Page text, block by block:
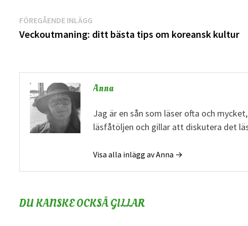
Inläggsnavigering
FÖREGÅENDE INLÄGG
inlägg:
Veckoutmaning: ditt bästa tips om koreansk kultur
Anna
Jag är en sån som läser ofta och
läsfåtöljen och gillar att diskutera det
Visa alla inlägg av Anna →
DU KANSKE OCKSÅ GILLAR